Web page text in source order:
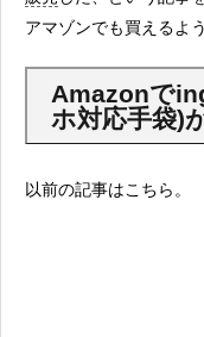
アマゾンでも買えるよ
Amazonで
ホ対応手袋)
以前の記事はこちら。